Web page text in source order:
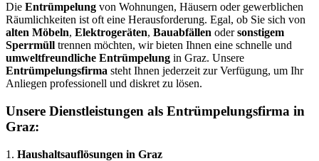
Die Entrümpelung von Wohnungen, Häusern oder gewerblichen
Räumlichkeiten ist oft eine Herausforderung. Egal, ob Sie sich von
alten Möbeln, Elektrogeräten, Bauabfällen odersonstigem
Sperrmüll trennen möchten, wir bieten Ihnen eine schnelle und
umweltfreundliche Entrümpelung in Graz. Unsere
Entrümpelungsfirma steht Ihnen jederzeit zur Verfügung, um Ihr
Anliegen professionell und diskret zu lösen.
Unsere Dienstleistungen als Entrümpelungsfirma in
Graz:
1. Haushaltsauflösungen in Graz